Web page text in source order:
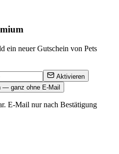
ein neuer Gutschein von Pets
Aktivieren
— ganz ohne E-Mail
E-Mail nur nach Bestätigung